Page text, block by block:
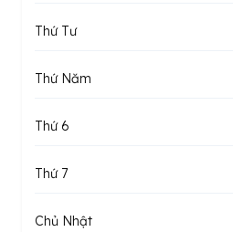
Thứ Tư
Thứ Năm
Thứ 6
Thứ 7
Chủ Nhật